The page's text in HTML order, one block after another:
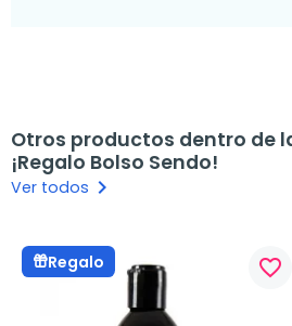
Otros productos dentro de
¡Regalo Bolso Sendo!
Ver todos keyboard_arrow_right
Regalo favorite_border